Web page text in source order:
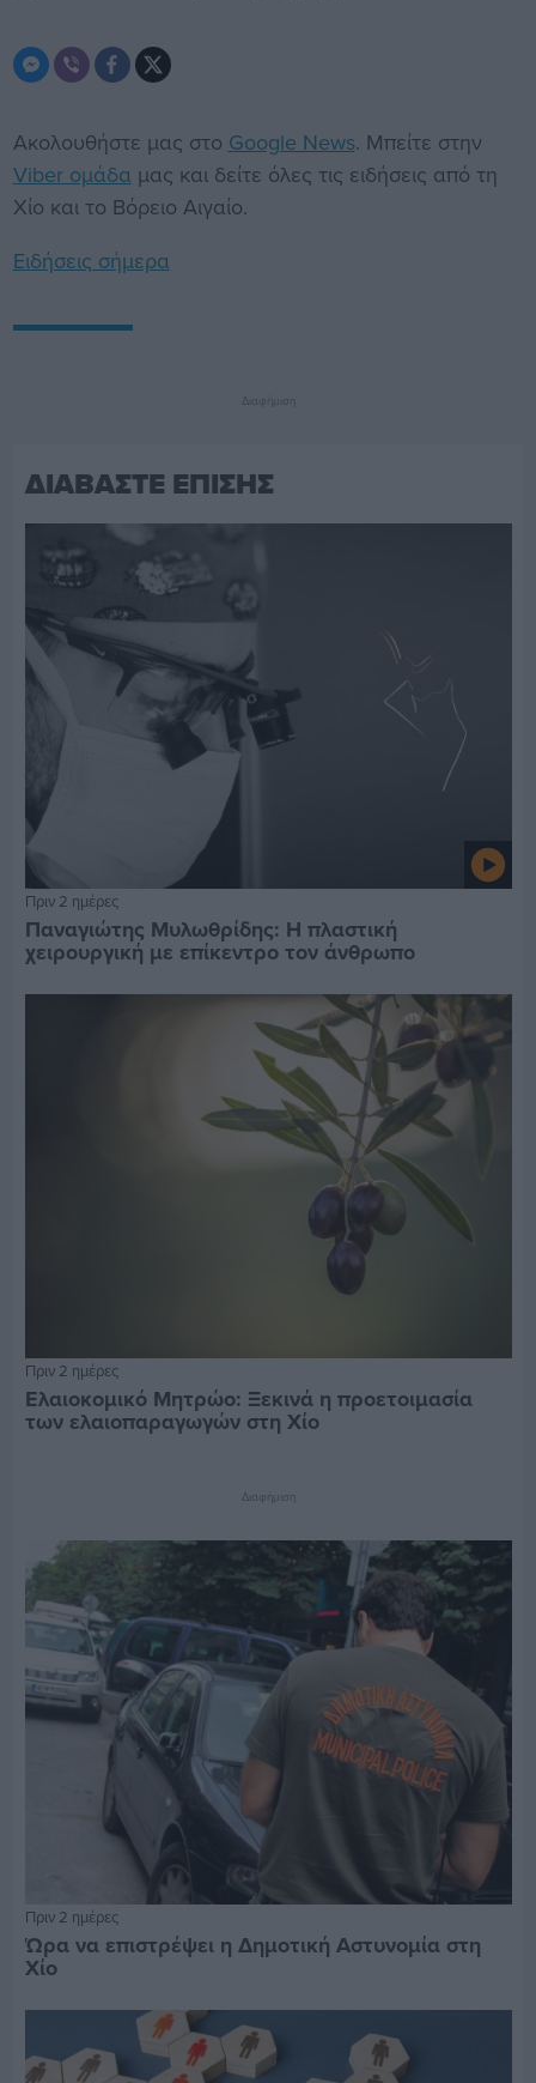
Ακολουθήστε μας στο Google News. Μπείτε στην
Viber ομάδα μας και δείτε όλες τις ειδήσεις από τη
Χίο και το Βόρειο Αιγαίο.
Ειδήσεις σήμερα
Διαφήμιση
ΔΙΑΒΑΣΤΕ ΕΠΙΣΗΣ
Πριν 2 ημέρες
Παναγιώτης Μυλωθρίδης: Η πλαστική
χειρουργική με επίκεντρο τον άνθρωπο
Πριν 2 ημέρες
Ελαιοκομικό Μητρώο: Ξεκινά η προετοιμασία
των ελαιοπαραγωγών στη Χίο
Διαφήμιση
Πριν 2 ημέρες
Ώρα να επιστρέψει η Δημοτική Αστυνομία στη
Χίο